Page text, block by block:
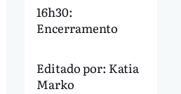
16h30:
Encerramento
Editado por: Katia
Marko